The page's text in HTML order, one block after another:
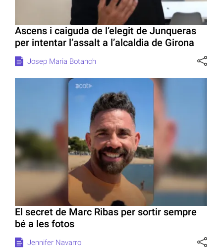
Ascens i caiguda de l’elegit de Junqueras
per intentar l’assalt a l’alcaldia de Girona
Josep Maria Botanch
El secret de Marc Ribas per sortir sempre
bé a les fotos
Jennifer Navarro